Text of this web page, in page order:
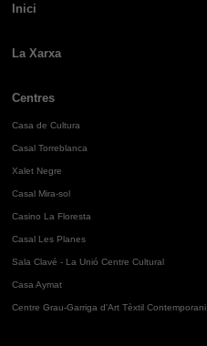
Inici
La Xarxa
Centres
Casa de Cultura
Casal Torreblanca
Xalet Negre
Casal Mira-sol
Casino La Floresta
Casal Les Planes
Sala Clavé - La Unió Centre Cultural
Casa Aymat
Centre Grau-Garriga d'Art Tèxtil Contemporani